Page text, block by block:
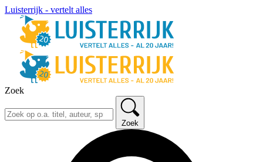
Luisterrijk - vertelt alles
Zoek
Zoek